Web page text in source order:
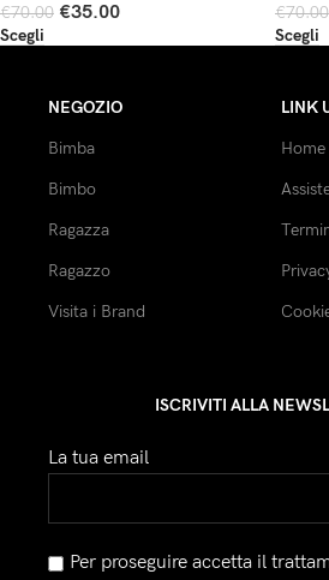
€70.00 €35.00
Scegli
€70.00
Scegli
NEGOZIO
Bimba
Bimbo
Ragazza
Ragazzo
Visita i Brand
LINK
Home
ISCRIVITI ALLA
La tua email
Per proseguire accetta il